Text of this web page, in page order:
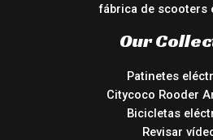
fábrica de scooters
Our
Patinetes
Citycoco Rooder
Bicicletas
Revisar